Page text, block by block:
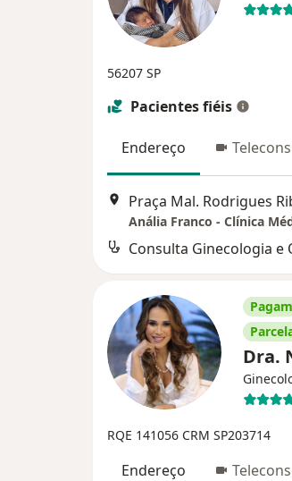
56207 SP
Pacientes fiéis
Endereço
Anália Franco - Clínica
Consulta Ginecologia e
Dra.
RQE 141056 CRM SP203714
Endereço